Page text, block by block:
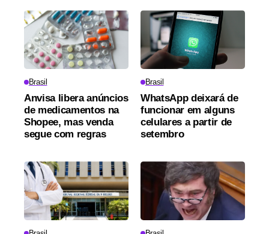
Brasil
Anvisa libera anúncios
de medicamentos na
Shopee, mas venda
segue com regras
Brasil
WhatsApp deixará de
funcionar em alguns
celulares a partir de
setembro